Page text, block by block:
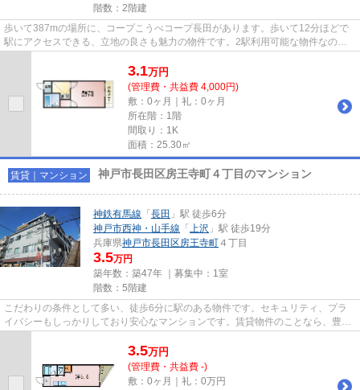
階数：2階建
歩いて387mの場所に、コープこうべコープ長田があります。歩いて12分ほどで
駅にアクセスできる、立地の良さも魅力の物件です。2駅利用可能な物件なの
3.1万円
(管理費・共益費 4,000円)
敷：0ヶ月｜礼：0ヶ月
所在階：1階
間取り：1K
面積：25.30㎡
賃貸｜マンション 神戸市長田区房王寺町４丁目のマンション
神鉄有馬線 「 長田 」駅 徒歩6分
神戸市西神・山手線 「 上沢 」駅 徒歩19分
兵庫県神戸市長田区房王寺町 ４丁目
3.5万円
築年数：築47年 ｜募集中： 1室
階数：5階建
こだわりの条件として多い、徒歩6分に駅のある物件です。セキュリティ、プラ
イバシーもしっかりしており安心なマンションです。賃貸物件のことなら、豊富
3.5万円
(管理費・共益費 -)
敷：0ヶ月｜礼：0万円